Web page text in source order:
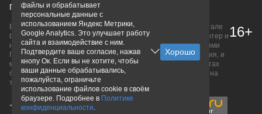
Правовая информацияДля рекламодателей
Вся информация о продуктах банков, размещенная на портале
bankinform.ru, носит исключительно ознакомительный характер и
не является публичной офертой, определяемой положениями
ГК РФ. Информация не содержит точного и полного описания, и
может быть изменена. Конечные условия уточняйте на сайтах
банков или при личном обращении. Исключительное право на
товарные знаки принадлежит их правообладателям.
16+
файлы и обрабатывает
персональные данные с
использованием Яндекс Метрики,
Google Analytics. Это улучшает работу
сайта и взаимодействие с ним.
Подтвердите ваше согласие, нажав
кнопу Ок. Если вы не хотите, чтобы
ваши данные обрабатывались,
пожалуйста, ограничьте
использование файлов cookie в своём
браузере. Подробнее в Политике
конфиденциальности.